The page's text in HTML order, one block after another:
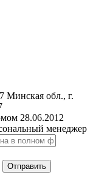
обл., г.
28.06.2012
менеджер
Отправить